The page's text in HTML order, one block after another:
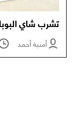
تشرب شاي
أمنية أحمد